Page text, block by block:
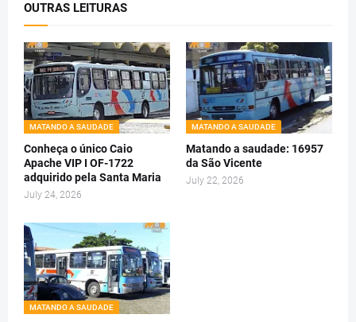
OUTRAS LEITURAS
MATANDO A SAUDADE
Conheça o único Caio
Apache VIP I OF-1722
adquirido pela Santa Maria
July 24, 2026
MATANDO A SAUDADE
Matando a saudade: 16957
da São Vicente
July 22, 2026
MATANDO A SAUDADE